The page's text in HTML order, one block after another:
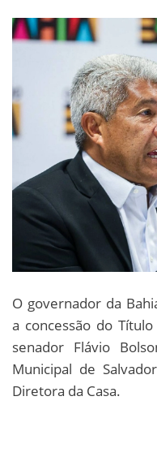
O governador da
a concessão do
senador Flávio
Municipal de
Diretora da Casa.